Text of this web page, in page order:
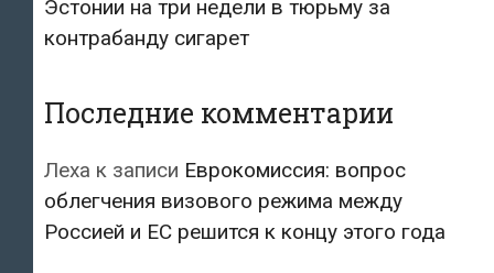
Эстонии на три недели в тюрьму за
контрабанду сигарет
Последние комментарии
Леха к записи Еврокомиссия: вопрос
облегчения визового режима между
Россией и ЕС решится к концу этого года